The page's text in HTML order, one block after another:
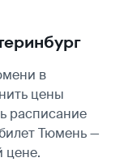
в
цены
расписание
Тюмень —
цене.